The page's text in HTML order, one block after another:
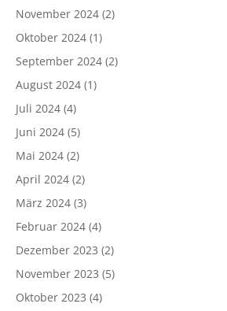
November 2024 (2)
Oktober 2024 (1)
September 2024 (2)
August 2024 (1)
Juli 2024 (4)
Juni 2024 (5)
Mai 2024 (2)
April 2024 (2)
März 2024 (3)
Februar 2024 (4)
Dezember 2023 (2)
November 2023 (5)
Oktober 2023 (4)